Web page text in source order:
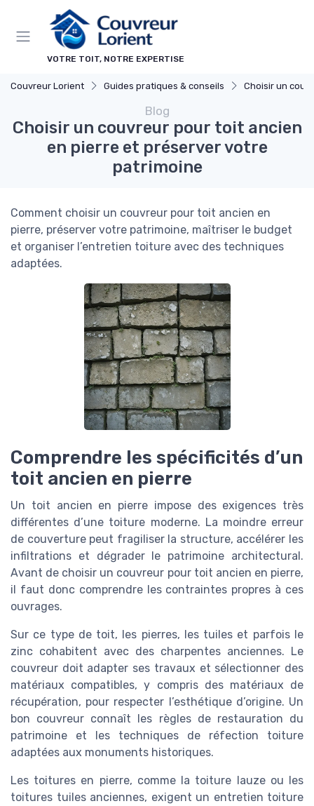
VOTRE TOIT, NOTRE EXPERTISE
Couvreur Lorient Guides pratiques & conseils Choisir un
Blog
Choisir un couvreur pour toit ancien
en pierre et préserver votre
patrimoine
Comment choisir un couvreur pour toit ancien en
pierre, préserver votre patrimoine, maîtriser le budget
et organiser l’entretien toiture avec des techniques
adaptées.
Comprendre les spécificités d’un
toit ancien en pierre
Un toit ancien en pierre impose des exigences très
différentes d’une toiture moderne. La moindre erreur
de couverture peut fragiliser la structure, accélérer les
infiltrations et dégrader le patrimoine architectural.
Avant de choisir un couvreur pour toit ancien en pierre,
il faut donc comprendre les contraintes propres à ces
ouvrages.
Sur ce type de toit, les pierres, les tuiles et parfois le
zinc cohabitent avec des charpentes anciennes. Le
couvreur doit adapter ses travaux et sélectionner des
matériaux compatibles, y compris des matériaux de
récupération, pour respecter l’esthétique d’origine. Un
bon couvreur connaît les règles de restauration du
patrimoine et les techniques de réfection toiture
adaptées aux monuments historiques.
Les toitures en pierre, comme la toiture lauze ou les
toitures tuiles anciennes, exigent un entretien toiture
Panneau de gestion des cookies